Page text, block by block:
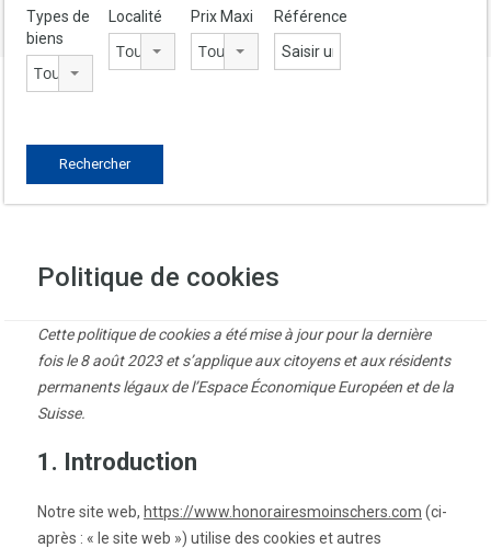
Types de
biens
Tous les types
Localité
Tous les lieux
Prix Maxi
Tout sélectionner
Référence
Politique de cookies
Cette politique de cookies a été mise à jour pour la dernière
fois le 8 août 2023 et s’applique aux citoyens et aux résidents
permanents légaux de l’Espace Économique Européen et de la
Suisse.
1. Introduction
Notre site web, https://www.honorairesmoinschers.com (ci-
après : « le site web ») utilise des cookies et autres